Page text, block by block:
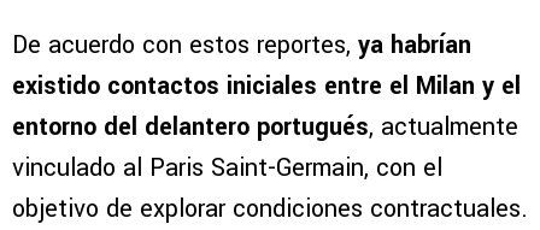
De acuerdo con estos reportes, ya habrían
existido contactos iniciales entre el Milan y el
entorno del delantero portugués, actualmente
vinculado al Paris Saint-Germain, con el
objetivo de explorar condiciones contractuales.